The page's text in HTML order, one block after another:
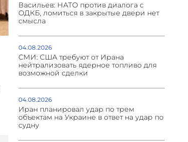
Васильев: НАТО против диалога с
ОДКБ, ломиться в закрытые двери нет
смысла
04.08.2026
СМИ: США требуют от Ирана
нейтрализовать ядерное топливо для
возможной сделки
04.08.2026
Иран планировал удар по трем
объектам на Украине в ответ на удар по
судну